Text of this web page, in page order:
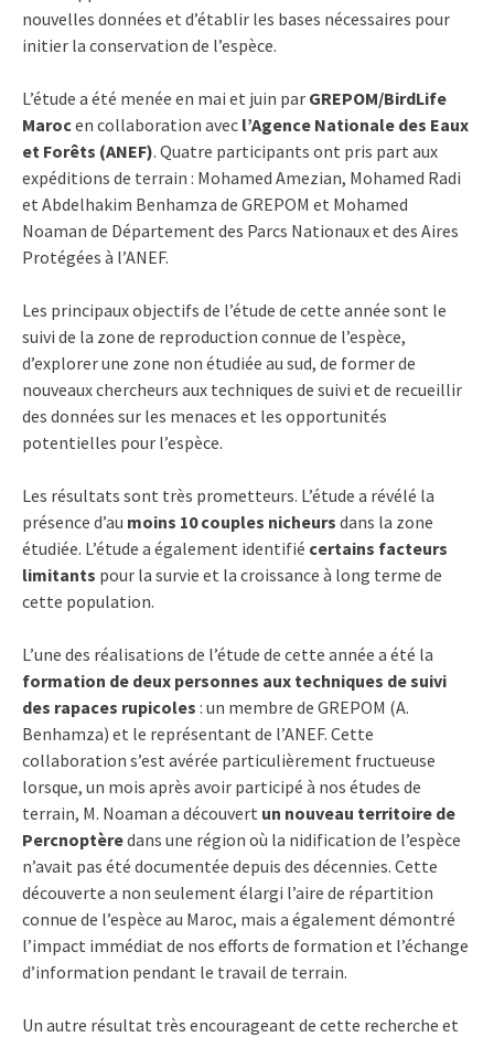
nouvelles données et d’établir les bases nécessaires pour
initier la conservation de l’espèce.
L’étude a été menée en mai et juin par GREPOM/BirdLife
Marocen collaboration avec l’Agence Nationale des Eaux
et Forêts (ANEF). Quatre participants ont pris part aux
expéditions de terrain : Mohamed Amezian, Mohamed Radi
et Abdelhakim Benhamza de GREPOM et Mohamed
Noaman de Département des Parcs Nationaux et des Aires
Protégées à l’ANEF.
Les principaux objectifs de l’étude de cette année sont le
suivi de la zone de reproduction connue de l’espèce,
d’explorer une zone non étudiée au sud, de former de
nouveaux chercheurs aux techniques de suivi et de recueillir
des données sur les menaces et les opportunités
potentielles pour l’espèce.
Les résultats sont très prometteurs. L’étude a révélé la
présence d’au moins 10 couples nicheurs dans la zone
étudiée. L’étude a également identifié certains facteurs
limitants pour la survie et la croissance à long terme de
cette population.
L’une des réalisations de l’étude de cette année a été la
formation de deux personnes aux techniques de suivi
des rapaces rupicoles : un membre de GREPOM (A.
Benhamza) et le représentant de l’ANEF. Cette
collaboration s’est avérée particulièrement fructueuse
lorsque, un mois après avoir participé à nos études de
terrain, M. Noaman a découvert un nouveau territoire de
Percnoptèredans une région où la nidification de l’espèce
n’avait pas été documentée depuis des décennies. Cette
découverte a non seulement élargi l’aire de répartition
connue de l’espèce au Maroc, mais a également démontré
l’impact immédiat de nos efforts de formation et l’échange
d’information pendant le travail de terrain.
Un autre résultat très encourageant de cette recherche et